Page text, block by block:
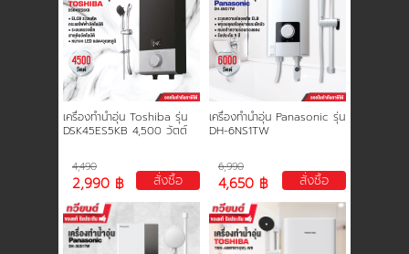
เครื่องทำน้ำอุ่น Toshiba รุ่น
DSK45ES5KB 4,500 วัตต์
4,490
2,990 ฿ สั่งซื้อ
เครื่องทำน้ำอุ่น Panasonic รุ่น
DH-6NS1TW
6,990
4,650 ฿ สั่งซื้อ